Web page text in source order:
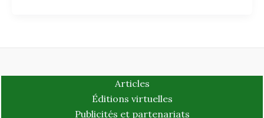
Articles
Éditions virtuelles
Publicités et partenariats